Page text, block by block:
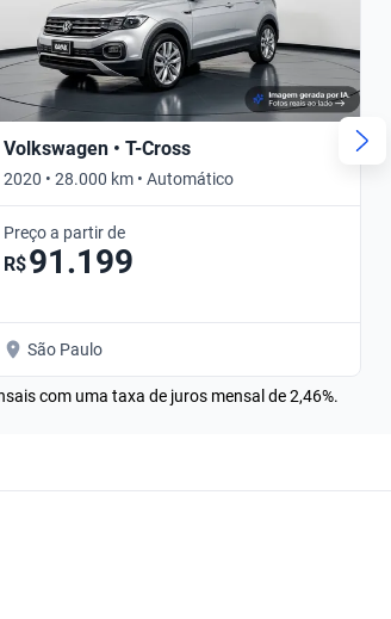
Volkswagen • T-Cross
2020 • 28.000 km • Automático
Preço a partir de
R$91.199
São Paulo
com uma taxa de juros mensal de 2,46%.